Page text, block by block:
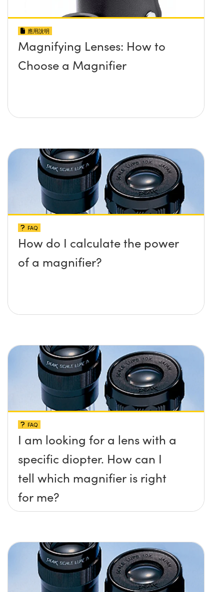
應用說明
Magnifying Lenses: How to
Choose a Magnifier
FAQ
How do I calculate the power
of a magnifier?
FAQ
I am looking for a lens with a
specific diopter. How can I
tell which magnifier is right
for me?